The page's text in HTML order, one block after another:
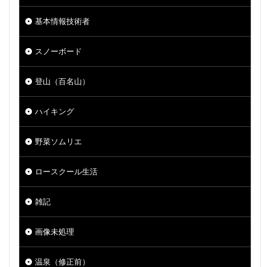
基本情報技術者
スノーボード
登山（百名山）
ハイキング
野菜ソムリエ
ロースクール生活
雑記
画像未処理
温泉（修正前）